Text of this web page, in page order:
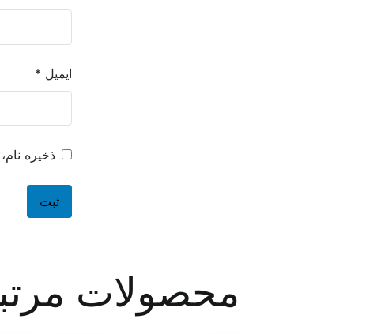
ایمیل *
ذخیره
محصولات